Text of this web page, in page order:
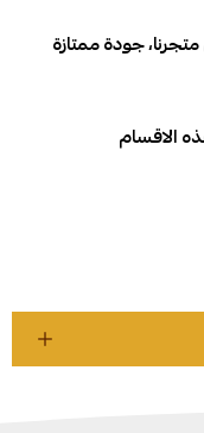
جودة ممتازة
الاقسام